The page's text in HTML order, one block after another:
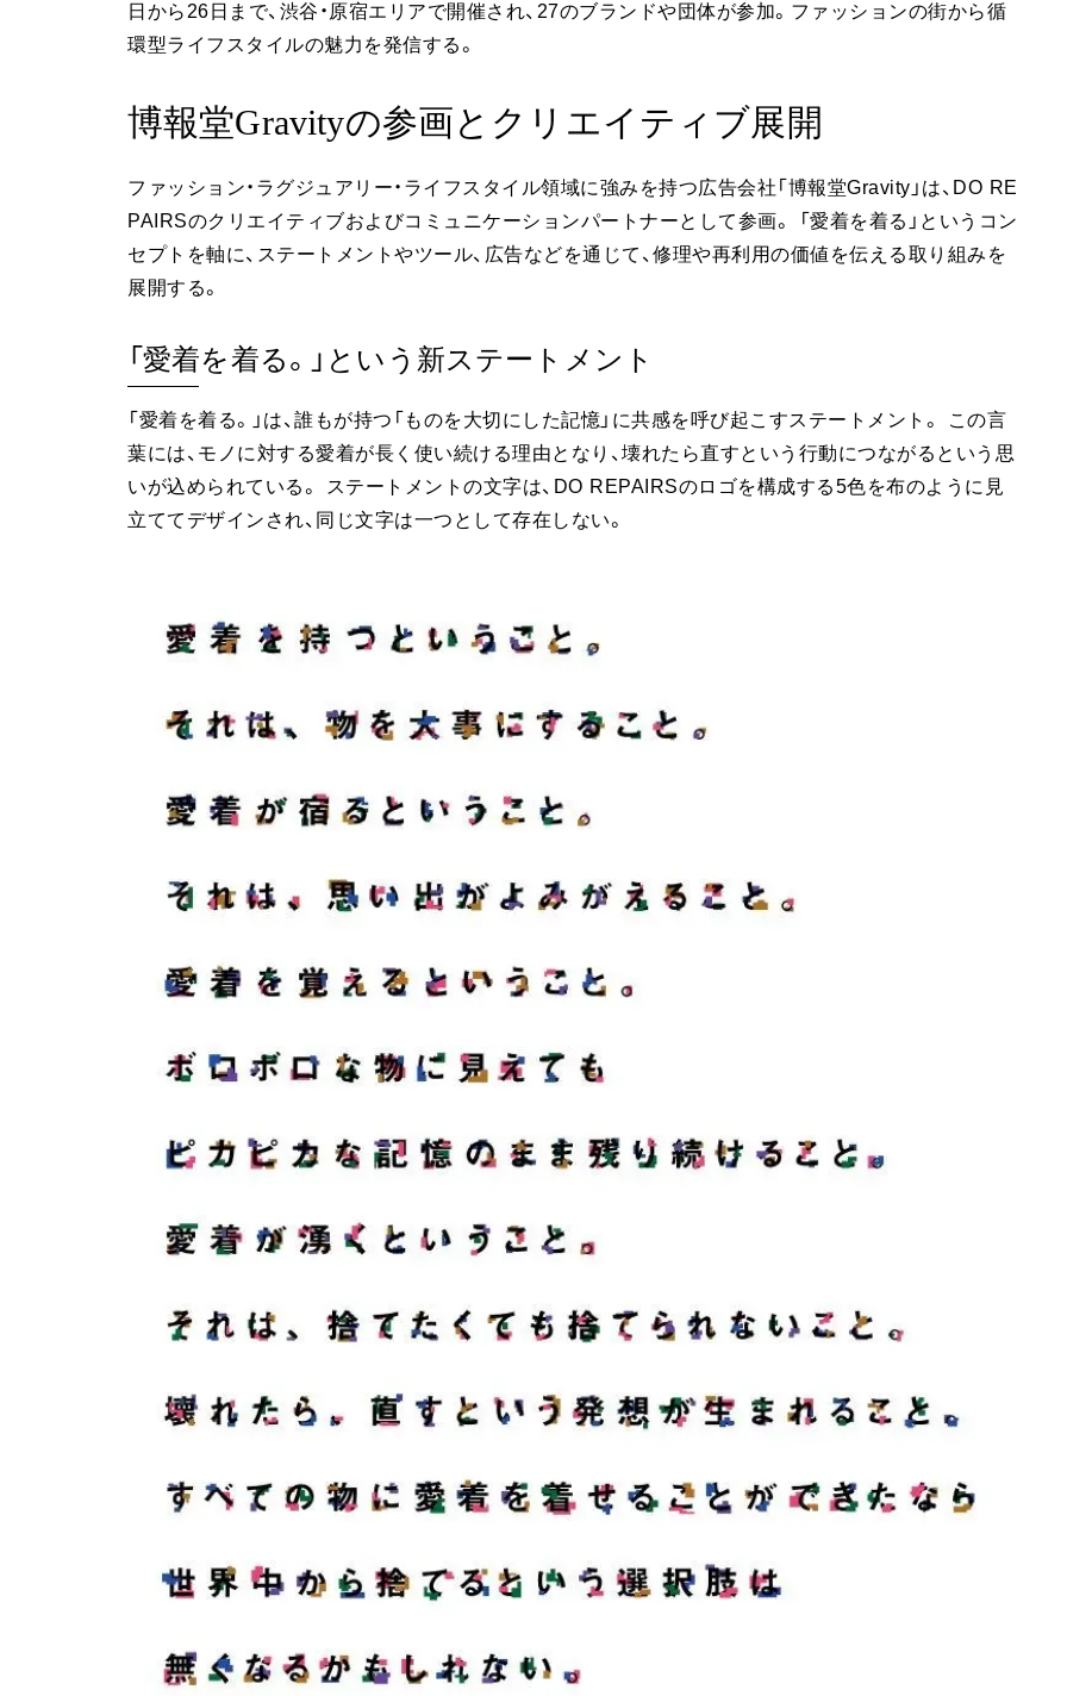
日から26日まで、渋谷・原宿エリアで開催され、27のブランドや団体が参加。ファッションの街から循
環型ライフスタイルの魅力を発信する。
博報堂Gravityの参画とクリエイティブ展開
ファッション・ラグジュアリー・ライフスタイル領域に強みを持つ広告会社「博報堂Gravity」は、DO RE
PAIRSのクリエイティブおよびコミュニケーションパートナーとして参画。 「愛着を着る」というコン
セプトを軸に、ステートメントやツール、広告などを通じて、修理や再利用の価値を伝える取り組みを
展開する。
「愛着を着る。」という新ステートメント
「愛着を着る。」は、誰もが持つ「ものを大切にした記憶」に共感を呼び起こすステートメント。 この言
葉には、モノに対する愛着が長く使い続ける理由となり、壊れたら直すという行動につながるという思
いが込められている。 ステートメントの文字は、DO REPAIRSのロゴを構成する5色を布のように見
立ててデザインされ、同じ文字は一つとして存在しない。